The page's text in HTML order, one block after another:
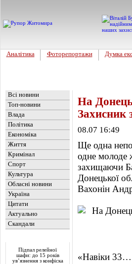
Аналітика Фоторепортажи Думка
Всі новини
Топ-новини
Влада
Політика
Економіка
Життя
Кримінал
Спорт
Культура
Обласні новини
Україна
Цитати
Актуально
Скандали
Підпал релейної
шафи: до 15 років
ув’язнення з конфіска
На
08.07 16:49
Ще одна
одне молоде
захищаючи
Донецької
Вахонін
«Навіки 33…